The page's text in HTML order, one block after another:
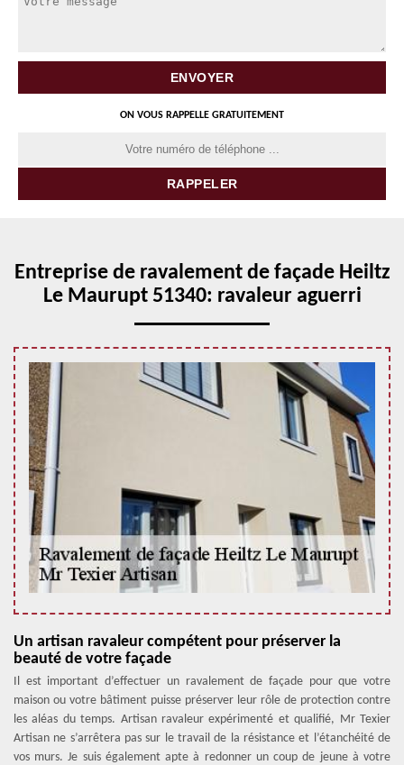
ON VOUS RAPPELLE GRATUITEMENT
Entreprise de ravalement de façade Heiltz
Le Maurupt 51340: ravaleur aguerri
Un artisan ravaleur compétent pour préserver la
beauté de votre façade
Il est important d’effectuer un ravalement de façade pour que votre
maison ou votre bâtiment puisse préserver leur rôle de protection contre
les aléas du temps. Artisan ravaleur expérimenté et qualifié, Mr Texier
Artisan ne s’arrêtera pas sur le travail de la résistance et l’étanchéité de
vos murs. Je suis également apte à redonner un coup de jeune à votre